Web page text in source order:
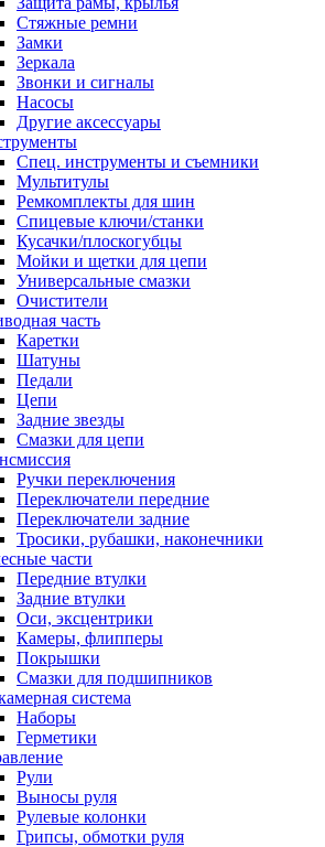
Стяжные ремни
Замки
Зеркала
Звонки и сигналы
Насосы
Другие аксессуары
Спец. инструменты и съемники
Мультитулы
Ремкомплекты для шин
Спицевые ключи/станки
Кусачки/плоскогубцы
Мойки и щетки для цепи
Универсальные смазки
Очистители
часть
Каретки
Шатуны
Педали
Цепи
Задние звезды
Смазки для цепи
Ручки переключения
Переключатели передние
Переключатели задние
Тросики, рубашки, наконечники
части
Передние втулки
Задние втулки
Оси, эксцентрики
Камеры, флипперы
Покрышки
Смазки для подшипников
система
Наборы
Герметики
Рули
Выносы руля
Рулевые колонки
Грипсы, обмотки руля